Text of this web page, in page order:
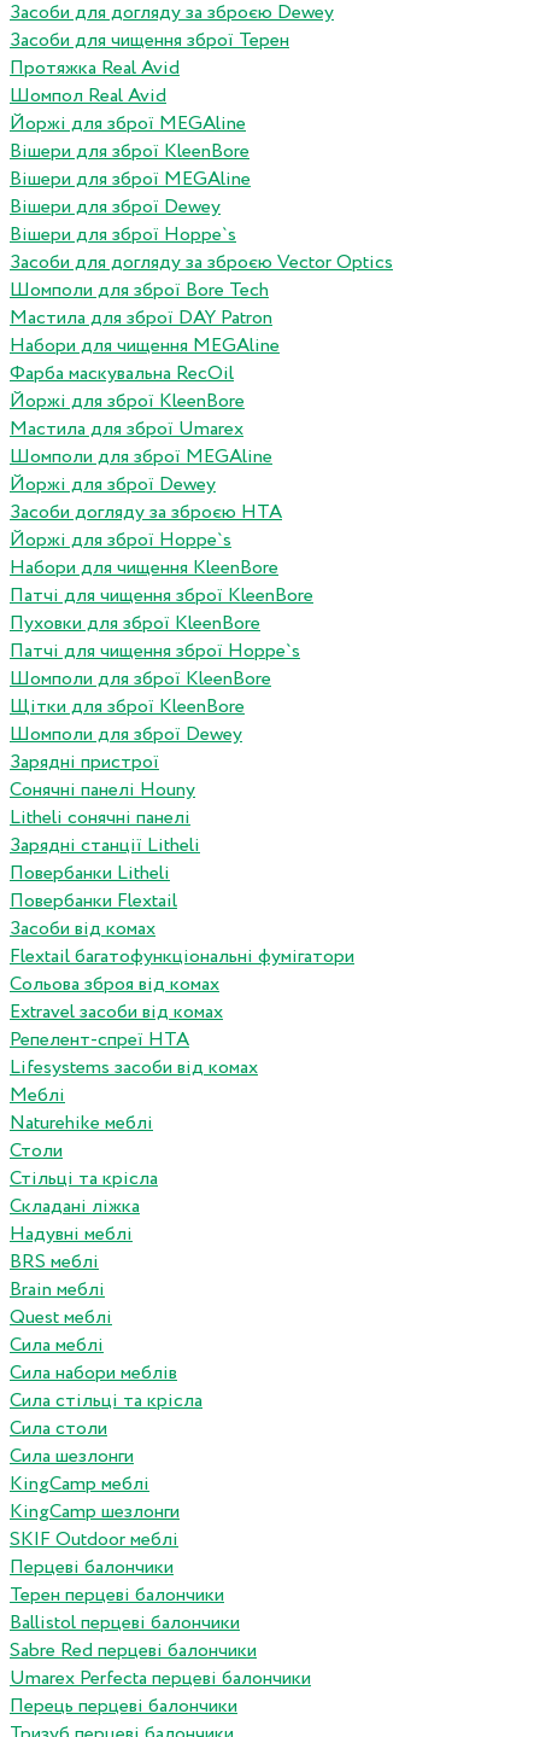
Засоби для догляду за зброєю Dewey
Засоби для чищення зброї Терен
Протяжка Real Avid
Шомпол Real Avid
Йоржі для зброї MEGAline
Вішери для зброї KleenBore
Вішери для зброї MEGAline
Вішери для зброї Dewey
Вішери для зброї Hoppe`s
Засоби для догляду за зброєю Vector Optics
Шомполи для зброї Bore Tech
Мастила для зброї DAY Patron
Набори для чищення MEGAline
Фарба маскувальна RecOil
Йоржі для зброї KleenBore
Мастила для зброї Umarex
Шомполи для зброї MEGAline
Йоржі для зброї Dewey
Засоби догляду за зброєю HTA
Йоржі для зброї Hoppe`s
Набори для чищення KleenBore
Патчі для чищення зброї KleenBore
Пуховки для зброї KleenBore
Патчі для чищення зброї Hoppe`s
Шомполи для зброї KleenBore
Щітки для зброї KleenBore
Шомполи для зброї Dewey
Зарядні пристрої
Сонячні панелі Houny
Litheli сонячні панелі
Зарядні станції Litheli
Повербанки Litheli
Повербанки Flextail
Засоби від комах
Flextail багатофункціональні фумігатори
Сольова зброя від комах
Extravel засоби від комах
Репелент-спреї HTA
Lifesystems засоби від комах
Меблі
Naturehike меблі
Столи
Стільці та крісла
Складані ліжка
Надувні меблі
BRS меблі
Brain меблі
Quest меблі
Сила меблі
Сила набори меблів
Сила стільці та крісла
Сила столи
Сила шезлонги
KingCamp меблі
KingCamp шезлонги
SKIF Outdoor меблі
Перцеві балончики
Терен перцеві балончики
Ballistol перцеві балончики
Sabre Red перцеві балончики
Umarex Perfecta перцеві балончики
Перець перцеві балончики